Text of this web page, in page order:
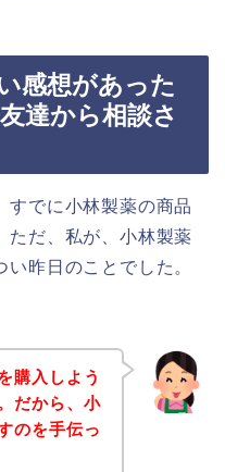
感想があった
達から相談さ
すでに小林製薬の商品
ただ、私が、小林製薬
昨日のことでした。
購入しよう
だから、小
のを手伝っ